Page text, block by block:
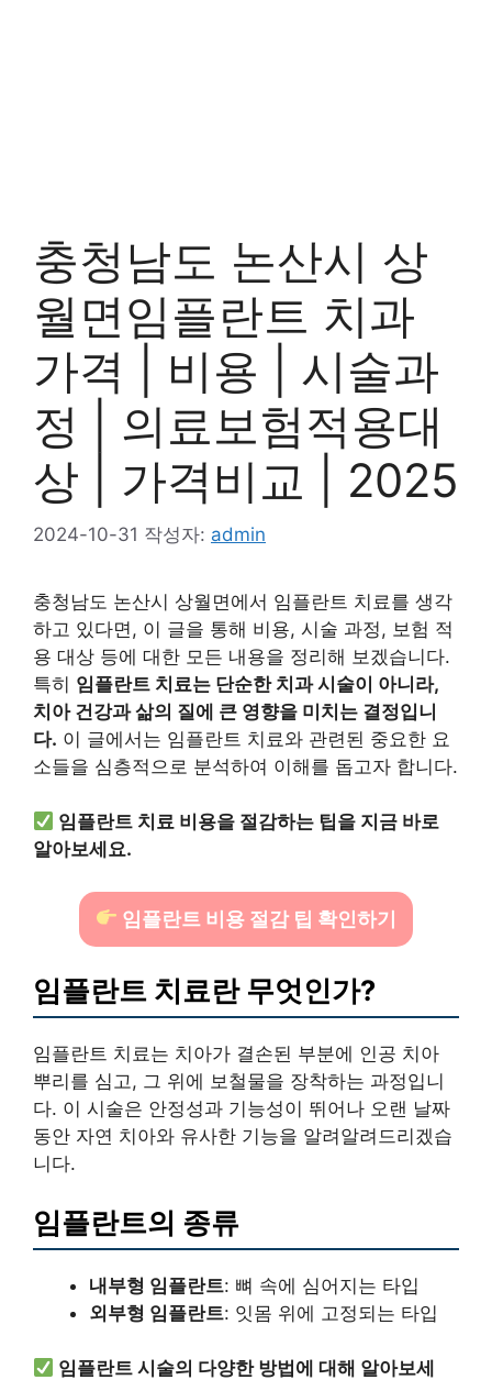
충청남도 논산시 상
월면임플란트 치과
가격 | 비용 | 시술과
정 | 의료보험적용대
상 | 가격비교 | 2025
2024-10-31 작성자: admin
충청남도 논산시 상월면에서 임플란트 치료를 생각
하고 있다면, 이 글을 통해 비용, 시술 과정, 보험 적
용 대상 등에 대한 모든 내용을 정리해 보겠습니다.
특히 임플란트 치료는 단순한 치과 시술이 아니라,
치아 건강과 삶의 질에 큰 영향을 미치는 결정입니
다. 이 글에서는 임플란트 치료와 관련된 중요한 요
소들을 심층적으로 분석하여 이해를 돕고자 합니다.
임플란트 치료 비용을 절감하는 팁을 지금 바로
알아보세요.
임플란트 비용 절감 팁 확인하기
임플란트 치료란 무엇인가?
임플란트 치료는 치아가 결손된 부분에 인공 치아
뿌리를 심고, 그 위에 보철물을 장착하는 과정입니
다. 이 시술은 안정성과 기능성이 뛰어나 오랜 날짜
동안 자연 치아와 유사한 기능을 알려알려드리겠습
니다.
임플란트의 종류
내부형 임플란트: 뼈 속에 심어지는 타입
외부형 임플란트: 잇몸 위에 고정되는 타입
임플란트 시술의 다양한 방법에 대해 알아보세